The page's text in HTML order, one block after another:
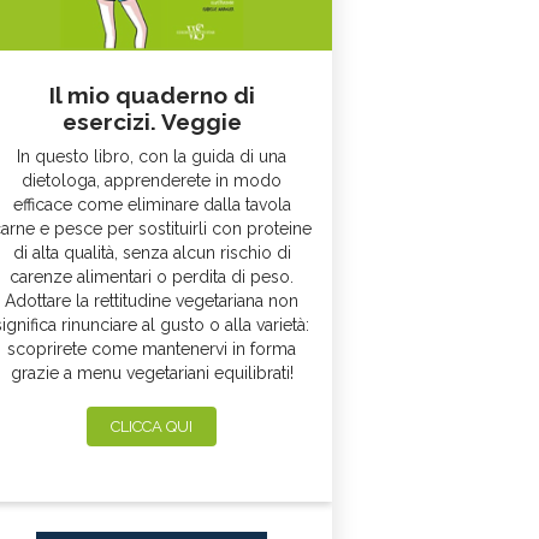
Il mio quaderno di
esercizi. Veggie
In questo libro, con la guida di una
dietologa, apprenderete in modo
efficace come eliminare dalla tavola
e pesce per sostituirli con proteine
di alta qualità, senza alcun rischio di
carenze alimentari o perdita di peso.
Adottare la rettitudine vegetariana non
rinunciare al gusto o alla varietà:
scoprirete come mantenervi in forma
grazie a menu vegetariani equilibrati!
CLICCA QUI